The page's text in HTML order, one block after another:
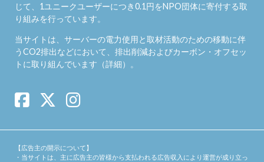
じて、1ユニークユーザーにつき0.1円をNPO団体に寄付する取
り組みを行っています。
当サイトは、サーバーの電力使用と取材活動のための移動に伴
うCO2排出などにおいて、排出削減およびカーボン・オフセッ
トに取り組んでいます（詳細）。
【広告主の開示について】
・当サイトは、主に広告主の皆様から支払われる広告収入により運営が成り立っ